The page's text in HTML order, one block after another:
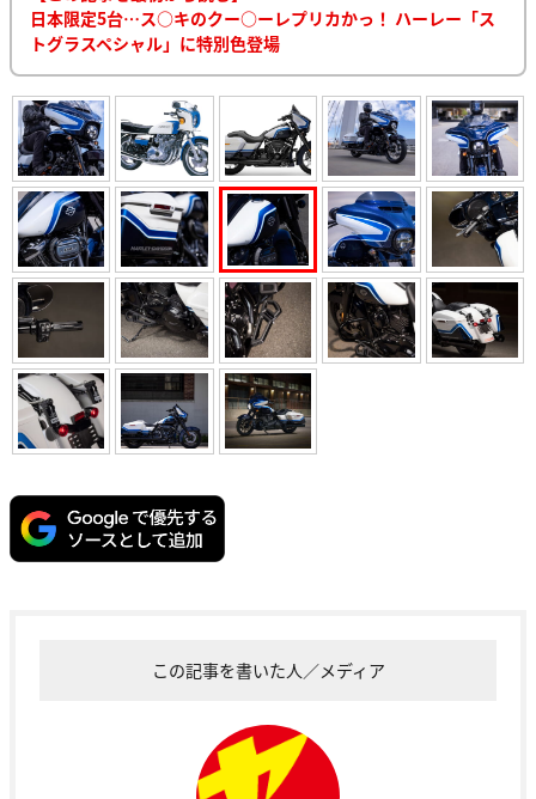
日本限定5台…ス○キのクー○ーレプリカかっ！ ハーレー「ス
トグラスペシャル」に特別色登場
この記事を書いた人／メディア